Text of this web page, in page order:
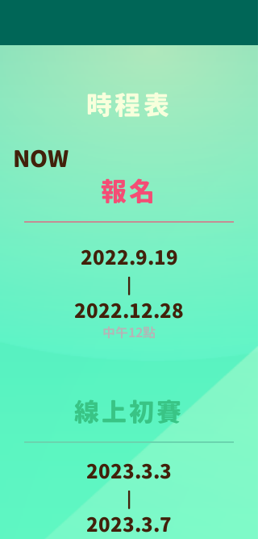
時程表
​報名
2022.9.19
|
2022.12.28
​中午12點
​線上初賽
2023.3.3
|
2023.3.7
NOW​